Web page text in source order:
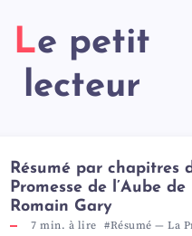
Le petit
lecteur
Résumé par chapitres
Promesse de l’Aube de
Romain Gary
7 min. à lire #Résumé — La